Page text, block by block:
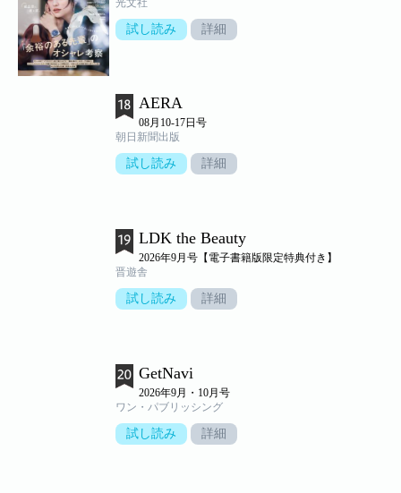
試し読み 詳細
AERA
08月10-17日号
朝日新聞出版
試し読み 詳細
LDK the Beauty
2026年9月号【電子書籍版限定特典付き】
晋遊舎
試し読み 詳細
GetNavi
2026年9月・10月号
ワン・パブリッシング
試し読み 詳細